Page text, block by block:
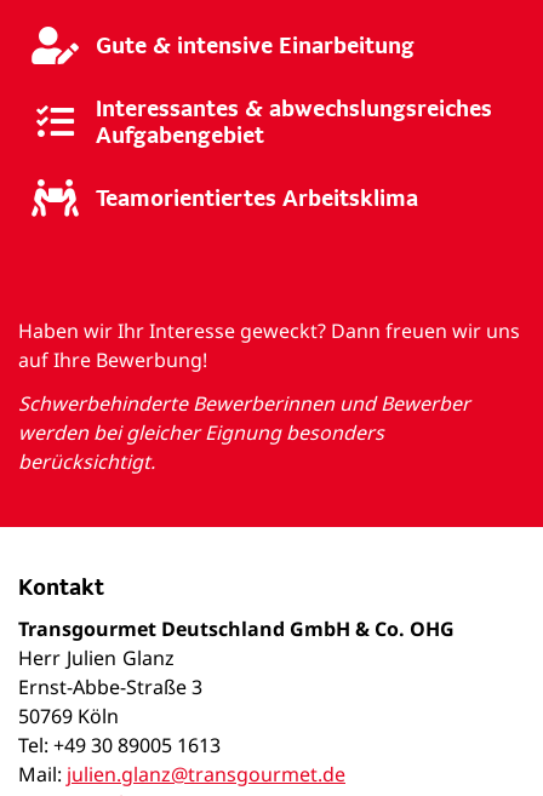
Gute & intensive Einarbeitung
Interessantes & abwechslungsreiches
Aufgabengebiet
Teamorientiertes Arbeitsklima
Haben wir Ihr Interesse geweckt? Dann freuen wir uns
auf Ihre Bewerbung!
Schwerbehinderte Bewerberinnen und Bewerber
werden bei gleicher Eignung besonders
berücksichtigt.
Kontakt
Transgourmet Deutschland GmbH & Co. OHG
Herr Julien Glanz
Ernst-Abbe-Straße 3
50769 Köln
Tel: +49 30 89005 1613
Mail: julien.glanz@transgourmet.de